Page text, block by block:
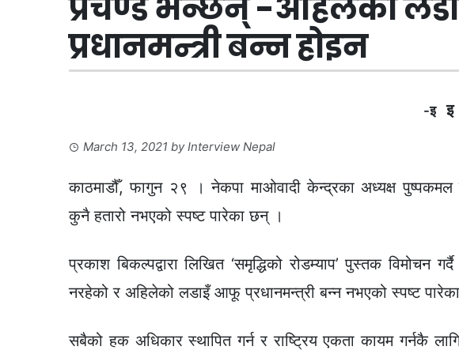
प्रधानमन्त्री बन्न होइन
-इ इ
March 13, 2021 byInterview Nepal
काठमाडौँ, फागुन २९ । नेकपा माओवादी केन्द्रका अध्यक्ष
कुनै हतारो नभएको स्पष्ट पारेका छन् ।
प्रकाश बिकल्पद्वारा लिखित ‘समृद्धिको रोडम्याप’ पुस्तक विमोचन
नरहेको र अहिलेको लडाइँ आफू प्रधानमन्त्री बन्न नभएको स्पष्ट
सबैको हक अधिकार स्थापित गर्न र राष्ट्रिय एकता कायम गर्नकै